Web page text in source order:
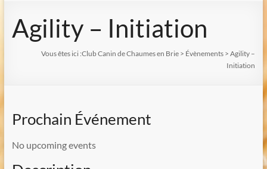
Agility – Initiation
Vous êtes ici :Club Canin de Chaumes en Brie > Évènements >Agility –
Initiation
Prochain Événement
No upcoming events